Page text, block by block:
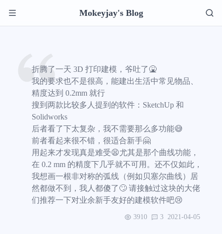
Mokeyjay's Blog
折腾了一天 3D 打印建模，爷吐了🤮
我的要求也不是很高，能建出生活中常见物品、
精度达到 0.2mm 就行
搜到两款比较多人提到的软件：SketchUp 和
Solidworks
后者看了下太复杂，我不需要那么多功能😅
前者看起来很不错，很适合新手🤗
用起来才发现真是难受😫尤其是那个曲线功能，
在 0.2 mm 的精度下几乎就不可用。还不仅如此，
我想画一根非对称的弧线（例如贝塞尔曲线）居
然都做不到，我人都傻了🙄 请接触过这块的大佬
们推荐一下对业余新手友好的建模软件吧😢
3910 3 2021-04-05